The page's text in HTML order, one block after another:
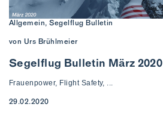
Allgemein, Segelflug Bulletin
von Urs Brühlmeier
Segelflug Bulletin März 2020
Frauenpower, Flight Safety, ...
29.02.2020